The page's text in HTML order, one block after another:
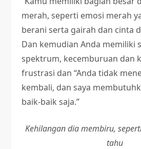
merah, seperti emosi merah
berani serta gairah dan cinta
Dan kemudian Anda memiliki
spektrum, kecemburuan dan
frustrasi dan “Anda tidak
kembali, dan saya
baik-baik saja.”
Kehilangan dia membiru,
tahu